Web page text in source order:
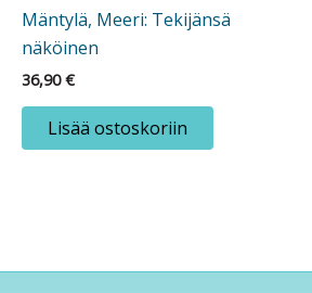
Mäntylä, Meeri: Tekijänsä
näköinen
36,90€
Lisää ostoskoriin